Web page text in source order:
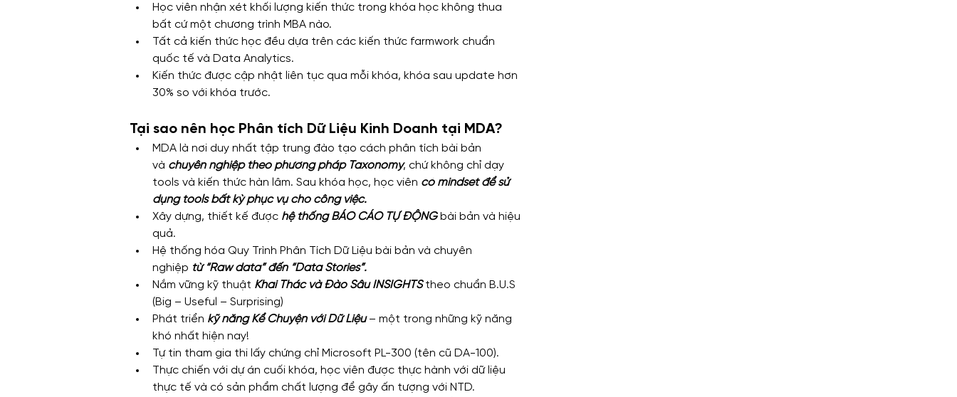
Học viên nhận xét khối lượng kiến thức trong khóa học không thua
bất cứ một chương trình MBA nào.
Tất cả kiến thức học đều dựa trên các kiến thức farmwork chuẩn
quốc tế và Data Analytics.
Kiến thức được cập nhật liên tục qua mỗi khóa, khóa sau update hơn
30% so với khóa trước.
Tại sao nên học Phân tích Dữ Liệu Kinh Doanh tại MDA?
MDA là nơi duy nhất tập trung đào tạo cách phân tích bài bản
và chuyên nghiệp theo phương pháp Taxonomy, chứ không chỉ dạy
tools và kiến thức hàn lâm. Sau khóa học, học viên có mindset để sử
dụng tools bất kỳ phục vụ cho công việc.
Xây dựng, thiết kế được hệ thống BÁO CÁO TỰ ĐỘNG bài bản và hiệu
quả.
Hệ thống hóa Quy Trình Phân Tích Dữ Liệu bài bản và chuyên
nghiệp từ “Raw data” đến “Data Stories”.
Nắm vững kỹ thuật Khai Thác và Đào Sâu INSIGHTS theo chuẩn B.U.S
(Big – Useful – Surprising)
Phát triển kỹ năng Kể Chuyện với Dữ Liệu – một trong những kỹ năng
khó nhất hiện nay!
Tự tin tham gia thi lấy chứng chỉ Microsoft PL-300 (tên cũ DA-100).
Thực chiến với dự án cuối khóa, học viên được thực hành với dữ liệu
thực tế và có sản phẩm chất lượng để gây ấn tượng với NTD.